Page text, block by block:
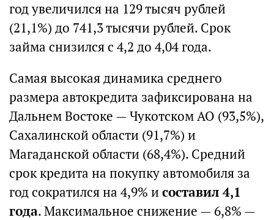
год увеличился на 129 тысяч рублей
(21,1%) до 741,3 тысячи рублей. Срок
займа снизился с 4,2 до 4,04 года.
Самая высокая динамика среднего
размера автокредита зафиксирована на
Дальнем Востоке — Чукотском АО (93,5%),
Сахалинской области (91,7%) и
Магаданской области (68,4%). Средний
срок кредита на покупку автомобиля за
год сократился на 4,9% и составил 4,1
года. Максимальное снижение — 6,8% —